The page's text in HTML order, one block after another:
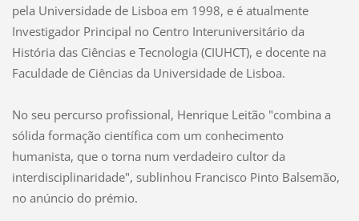
pela Universidade de Lisboa em 1998, e é atualmente
Investigador Principal no Centro Interuniversitário da
História das Ciências e Tecnologia (CIUHCT), e docente na
Faculdade de Ciências da Universidade de Lisboa.
No seu percurso profissional, Henrique Leitão "combina a
sólida formação científica com um conhecimento
humanista, que o torna num verdadeiro cultor da
interdisciplinaridade", sublinhou Francisco Pinto Balsemão,
no anúncio do prémio.